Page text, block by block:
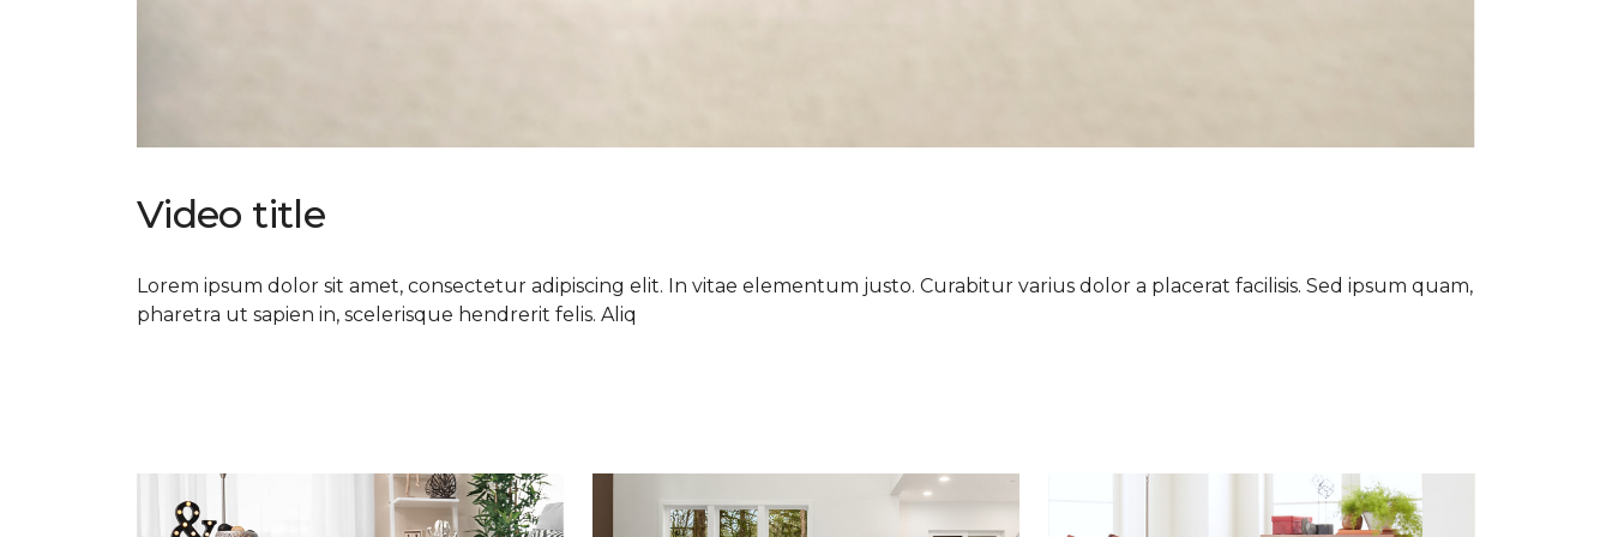
Video title
Lorem ipsum dolor sit amet, consectetur adipiscing elit. In vitae elementum justo. Curabitur varius dolor a placerat facilisis. Sed ipsum quam,
pharetra ut sapien in, scelerisque hendrerit felis. Aliq